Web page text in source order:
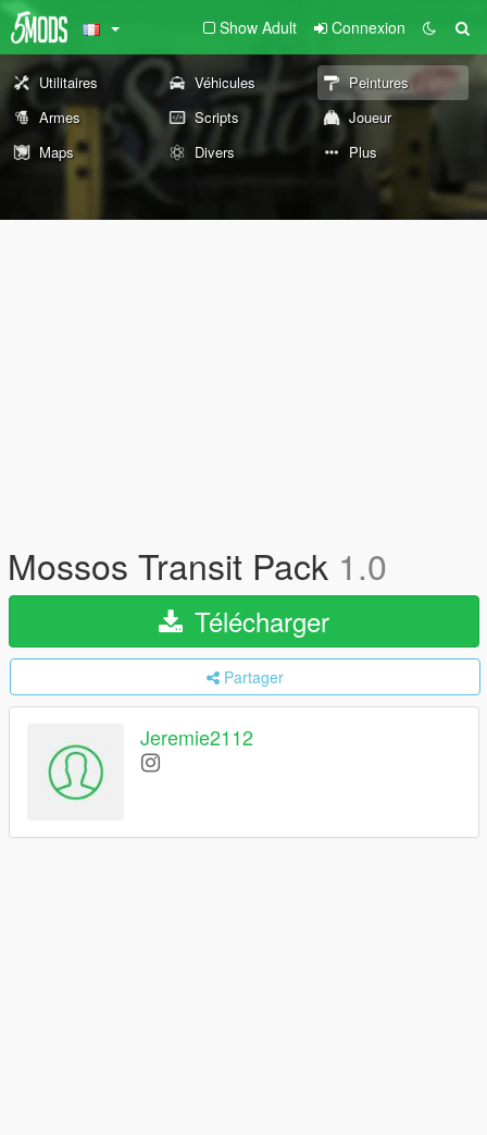
Show Adult Connexion
Utilitaires Véhicules
Peintures
Armes
Scripts
Joueur
Maps
Divers Plus
Mossos Transit Pack 1.0
Télécharger
Partager
Jeremie2112